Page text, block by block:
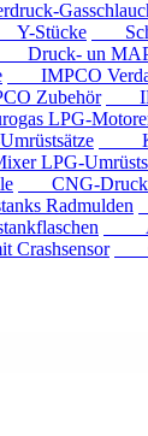
Stücke
un
IMPCO
Zubehör
LPG-
LPG-
CNG-
Radmulden